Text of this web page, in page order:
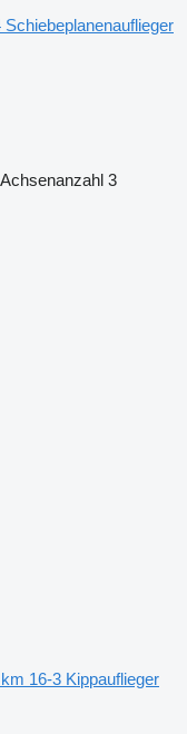
Schiebeplanenauflieger
Achsenanzahl 3
16-3 Kippauflieger